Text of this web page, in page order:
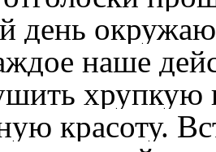
день
наше
хрупкую
красоту.